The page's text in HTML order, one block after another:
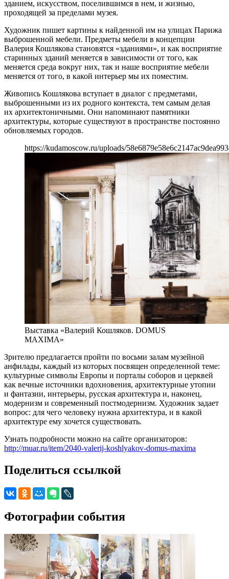
зданием, искусством, поселившимся в нем, и жизнью,
проходящей за пределами музея.
Художник пишет картины к найденной им на улицах Парижа
выброшенной мебели. Предметы мебели в концепции
Валерия Кошлякова становятся «зданиями», и как восприятие
старинных зданий меняется в зависимости от того, как
меняется среда вокруг них, так и наше восприятие мебели
меняется от того, в какой интерьер мы их поместим.
Живопись Кошлякова вступает в диалог с предметами,
выброшенными из их родного контекста, тем самым делая
их архитектоничными. Они напоминают памятники
архитектуры, которые существуют в пространстве постоянно
обновляемых городов.
https://kudamoscow.ru/uploads/
Выставка «Валерий Кошляков. DOMUS
MAXIMA»
Зрителю предлагается пройти по восьми залам музейной
анфилады, каждый из которых посвящен определенной теме:
культурные символы Европы и порталы соборов и церквей
как вечные источники вдохновения, архитектурные утопии
и фантазии, интерьеры, русская архитектура и, наконец,
модернизм и современный постмодернизм. Художник задает
вопрос: для чего человеку нужна архитектура, и в какой
архитектуре ему хочется существовать.
Узнать подробности можно на сайте организаторов:
http://muar.ru/item/2040-valerij-koshlyakov-domus-maxima
Поделиться ссылкой
Фотографии события